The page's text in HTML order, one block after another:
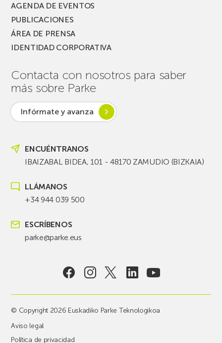
AGENDA DE EVENTOS
PUBLICACIONES
ÁREA DE PRENSA
IDENTIDAD CORPORATIVA
Contacta con nosotros para saber
más sobre Parke
Infórmate y avanza
ENCUÉNTRANOS
IBAIZABAL BIDEA, 101 - 48170 ZAMUDIO (BIZKAIA)
LLÁMANOS
+34 944 039 500
ESCRÍBENOS
parke@parke.eus
© Copyright 2026 Euskadiko Parke Teknologikoa
Aviso legal
Política de privacidad